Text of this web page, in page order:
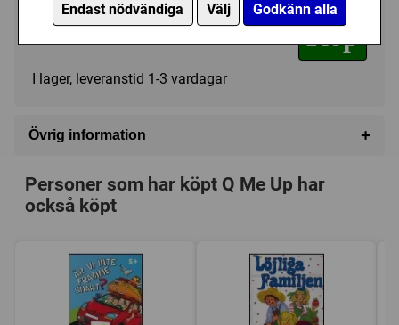
Endast nödvändiga Välj Godkänn alla
179 kr Köp
I lager, leveranstid 1-3 vardagar
Övrig information +
Kategori: Musik / Sång
Tillverkare:
Personer som har köpt Q Me Up har
också köpt